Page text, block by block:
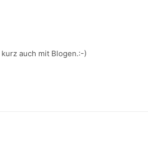
auch mit Blogen.:-)